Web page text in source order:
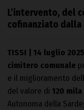
L’intervento, del
cofinanziato dalla
TISSI | 14 luglio
cimitero comunale
e il miglioramento
del valore di 120
Autonoma della